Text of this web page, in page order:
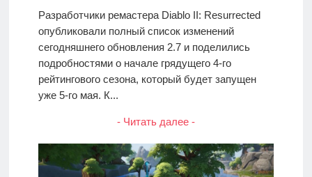
Разработчики ремастера Diablo II: Resurrected
опубликовали полный список изменений
сегодняшнего обновления 2.7 и поделились
подробностями о начале грядущего 4-го
рейтингового сезона, который будет запущен
уже 5-го мая. К...
- Читать далее -